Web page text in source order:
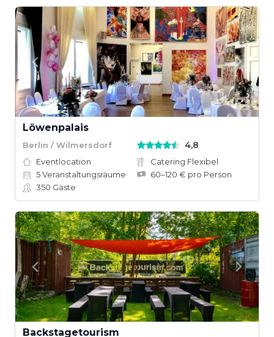
Löwenpalais
Berlin / Wilmersdorf 4,8
Eventlocation
Catering Flexibel
5Veranstaltungsräume
60–120 € pro Person
350 Gäste
Backstagetourism